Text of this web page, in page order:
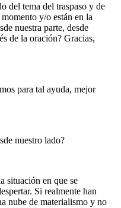
del tema del traspaso y de
y/o están en la
nuestra parte, desde
de la oración? Gracias,
para tal ayuda, mejor
nuestro lado?
situación en que se
Si realmente han
nube de materialismo y no